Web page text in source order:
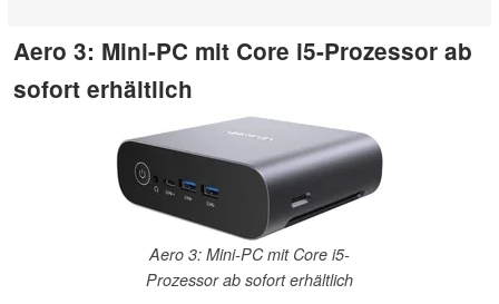
Aero 3: Mini-PC mit Core i5-Prozessor ab
sofort erhältlich
Aero 3: Mini-PC mit Core i5-
Prozessor ab sofort erhältlich